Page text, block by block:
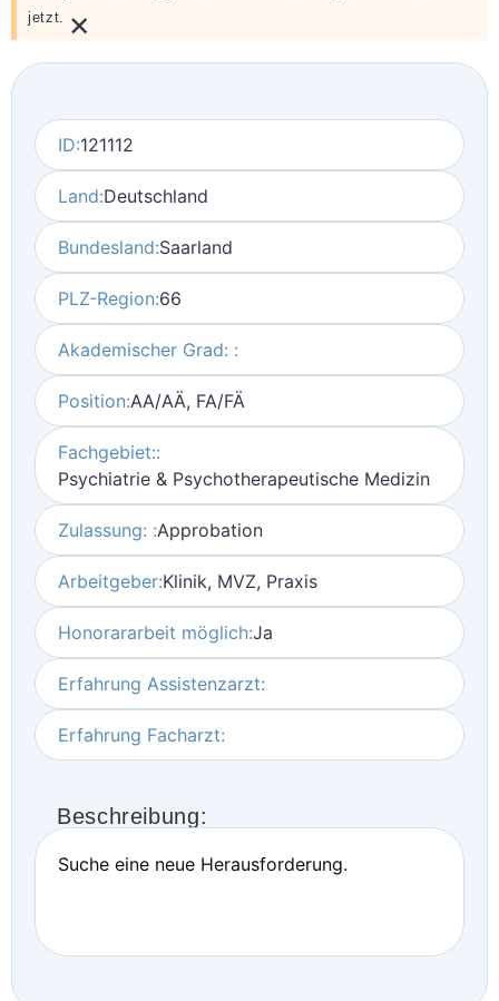
jetzt. ×
ID:121112
Land:Deutschland
Bundesland:Saarland
PLZ-Region:66
Akademischer Grad: :
Position:AA/AÄ, FA/FÄ
Fachgebiet::
Psychiatrie & Psychotherapeutische Medizin
Zulassung: :Approbation
Arbeitgeber:Klinik, MVZ, Praxis
Honorararbeit möglich:Ja
Erfahrung Assistenzarzt:
Erfahrung Facharzt:
Beschreibung:
Suche eine neue Herausforderung.